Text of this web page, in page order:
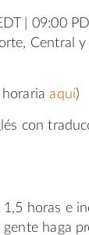
| 09:00
Central y
horariaaquí)
con
1,5 horas e
haga